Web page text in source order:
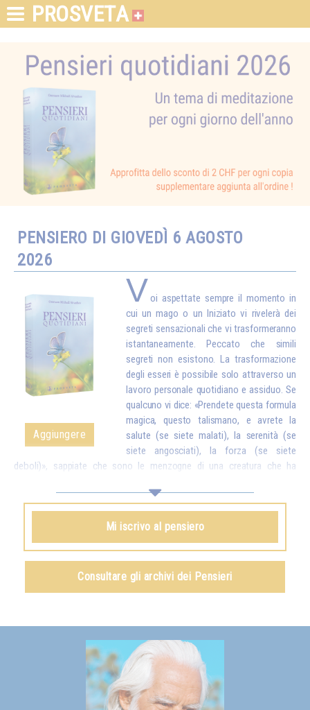
PROSVETA
PENSIERO DI GIOVEDÌ 6 AGOSTO
2026
Aggiungere
Voi aspettate sempre il momento in
cui un mago o un Iniziato vi rivelerà dei
segreti sensazionali che vi trasformeranno
istantaneamente. Peccato che simili
segreti non esistono. La trasformazione
degli esseri è possibile solo attraverso un
lavoro personale quotidiano e assiduo. Se
qualcuno vi dice: «Prendete questa formula
magica, questo talismano, e avrete la
salute (se siete malati), la serenità (se
siete angosciati), la forza (se siete
deboli)», sappiate che sono le menzogne di una creatura che ha
possibile, ma solo se fate degli sforzi. A quel punto, ciò che avrete
ottenuto sarà talmente stabile che nessuno potrà togliervelo». E
dovete sapere che tutto ciò che si ottiene attraverso procedimenti
magici – ed è vero che ne esistono alcuni di una certa efficacia – non
credeva di possedere, poiché non lo si è ottenuto dall'interno grazie a
Che cos'è un Maestro Spirituale, capitolo I
Mi iscrivo al pensiero
Consultare gli archivi dei Pensieri